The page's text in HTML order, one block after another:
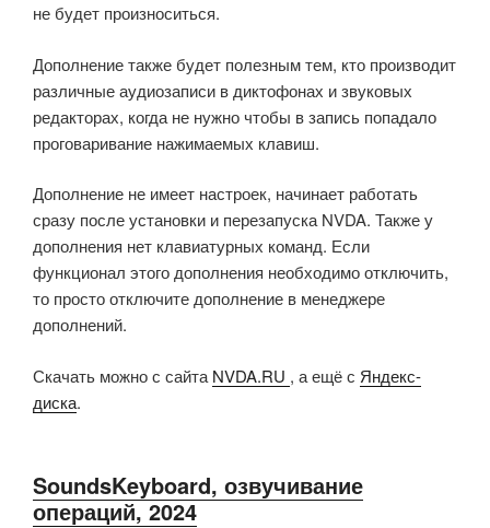
не будет произноситься.
Дополнение также будет полезным тем, кто производит
различные аудиозаписи в диктофонах и звуковых
редакторах, когда не нужно чтобы в запись попадало
проговаривание нажимаемых клавиш.
Дополнение не имеет настроек, начинает работать
сразу после установки и перезапуска NVDA. Также у
дополнения нет клавиатурных команд. Если
функционал этого дополнения необходимо отключить,
то просто отключите дополнение в менеджере
дополнений.
Скачать можно с сайта NVDA.RU , а ещё с Яндекс-
диска.
SoundsKeyboard, озвучивание
операций, 2024